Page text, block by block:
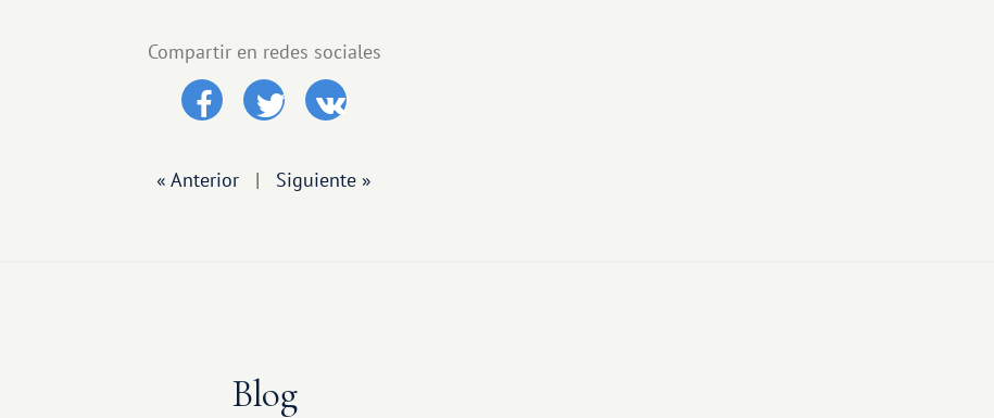
Compartir en redes sociales
« Anterior | Siguiente »
Blog